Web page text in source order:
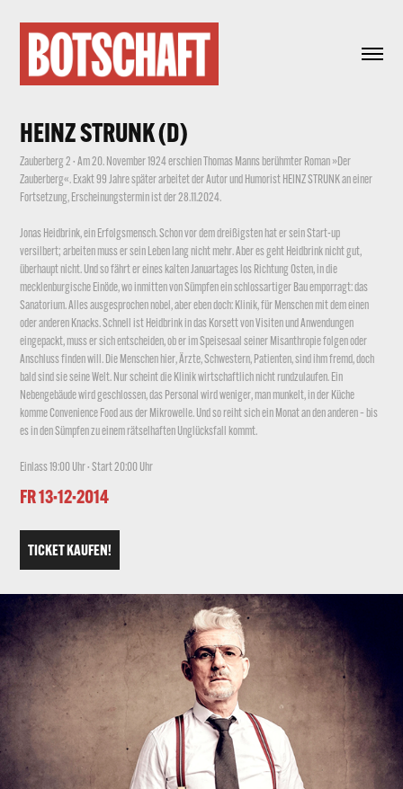
HEINZ STRUNK (D)
Zauberberg 2 · Am 20. November 1924 erschien Thomas Manns berühmter Roman »Der
Zauberberg«. Exakt 99 Jahre später arbeitet der Autor und Humorist HEINZ STRUNK an einer
Fortsetzung, Erscheinungstermin ist der 28.11.2024.
Jonas Heidbrink, ein Erfolgsmensch. Schon vor dem dreißigsten hat er sein Start-up
versilbert; arbeiten muss er sein Leben lang nicht mehr. Aber es geht Heidbrink nicht gut,
überhaupt nicht. Und so fährt er eines kalten Januartages los Richtung Osten, in die
mecklenburgische Einöde, wo inmitten von Sümpfen ein schlossartiger Bau emporragt: das
Sanatorium. Alles ausgesprochen nobel, aber eben doch: Klinik, für Menschen mit dem einen
oder anderen Knacks. Schnell ist Heidbrink in das Korsett von Visiten und Anwendungen
eingepackt, muss er sich entscheiden, ob er im Speisesaal seiner Misanthropie folgen oder
Anschluss finden will. Die Menschen hier, Ärzte, Schwestern, Patienten, sind ihm fremd, doch
bald sind sie seine Welt. Nur scheint die Klinik wirtschaftlich nicht rundzulaufen. Ein
Nebengebäude wird geschlossen, das Personal wird weniger, man munkelt, in der Küche
komme Convenience Food aus der Mikrowelle. Und so reiht sich ein Monat an den anderen – bis
es in den Sümpfen zu einem rätselhaften Unglücksfall kommt.
Einlass 19:00 Uhr · Start 20:00 Uhr
FR 13·12·2014
TICKET KAUFEN!